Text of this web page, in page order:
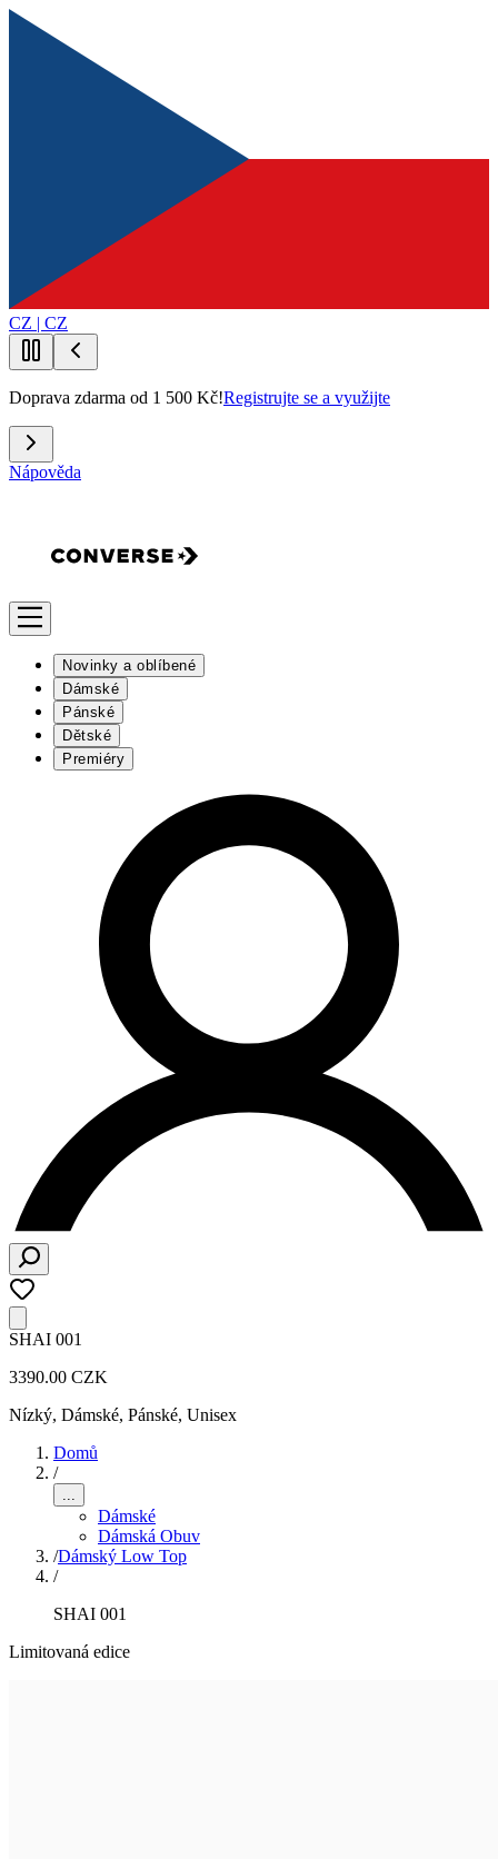
CZ | CZ
Doprava zdarma od 1 500 Kč!Registrujte se a využijte
Nápověda
Novinky a oblíbené
Dámské
Pánské
Dětské
Premiéry
SHAI 001
3390.00 CZK
Nízký, Dámské, Pánské, Unisex
Domů
/
...
Dámské
Dámská Obuv
/Dámský Low Top
/
SHAI 001
Limitovaná edice